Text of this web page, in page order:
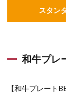
スタン
和牛プレ
【和牛プレート